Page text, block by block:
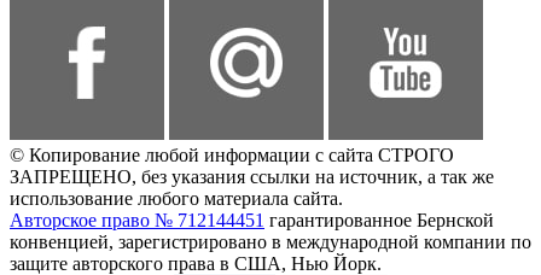
© Копирование любой информации с сайта СТРОГО
ЗАПРЕЩЕНО, без указания ссылки на источник, а так же
использование любого материала сайта.
Авторское право № 712144451 гарантированное Бернской
конвенцией, зарегистрировано в международной компании по
защите авторского права в США, Нью Йорк.